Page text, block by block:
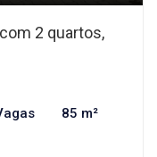
2 quartos,
85 m²